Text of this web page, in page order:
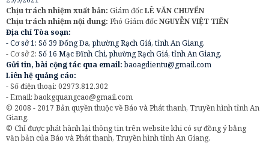
Chịu trách nhiệm xuất bản: Giám đốcLÊ VĂN CHUYỂN
Chịu trách nhiệm nội dung: Phó Giám đốcNGUYỄN VIỆT TIẾN
Địa chỉ Tòa soạn:
- Cơ sở 1: Số 39 Đống Đa, phường Rạch Giá, tỉnh An Giang.
- Cơ sở 2: Số 16 Mạc Đĩnh Chi, phường Rạch Giá, tỉnh An Giang.
Gửi tin, bài cộng tác qua email:baoagdientu@gmail.com
Liên hệ quảng cáo:
- Số điện thoại: 02973.812.302
- Email:baokgquangcao@gmail.com
© 2008 - 2017 Bản quyền thuộc về Báo và Phát thanh, Truyền hình tỉnh An
Giang.
© Chỉ được phát hành lại thông tin trên website khi có sự đồng ý bằng
văn bản của Báo và Phát thanh, Truyền hình tỉnh An Giang.